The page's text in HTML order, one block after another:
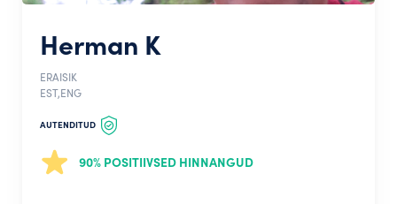
Herman K
ERAISIK
EST,ENG
AUTENDITUD
90% POSITIIVSED HINNANGUD